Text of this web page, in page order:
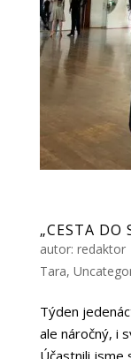
„CESTA DO
autor: redaktor
Tara,
Týden
ale náročný, i